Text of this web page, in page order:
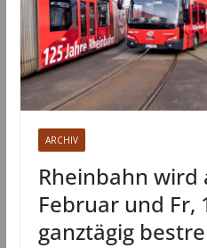
ARCHIV
Rheinbahn wird
Februar und Fr,
ganztägig